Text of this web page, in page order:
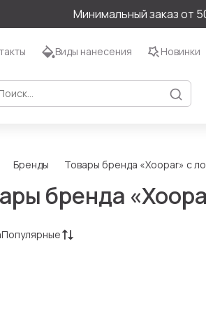
Минимальный заказ от
Виды нанесения Новинки
Бренды Товары бренда «Xoopar» с
бренда
Популярные